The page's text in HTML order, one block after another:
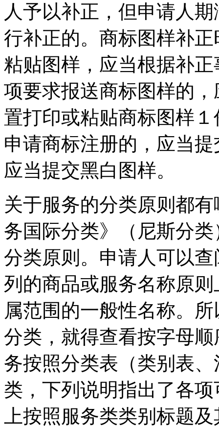
人予以补正，但申请人
行补正的。商标图样补
粘贴图样，应当根据补
项要求报送商标图样的
置打印或粘贴商标图样
申请商标注册的，应当
应当提交黑白图样。
关于服务的分类原则都
务国际分类》（尼斯分
分类原则。申请人可以
列的商品或服务名称原
属范围的一般性名称。
分类，就得查看按字母
务按照分类表（类别表
类，下列说明指出了各
上按照服务类类别标题